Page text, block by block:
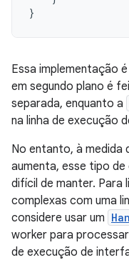
}
Essa implementação
em segundo plano é
separada, enquanto a
na linha de execução
No entanto, à medida
aumenta, esse tipo
difícil de manter. Para
complexas com uma
considere usar um
worker para
de execução de